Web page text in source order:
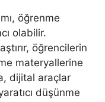
öğrenme
olabilir.
öğrencilerin
materyallerine
dijital araçlar
düşünme